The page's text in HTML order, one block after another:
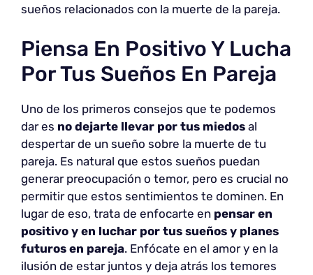
sueños relacionados con la muerte de la pareja.
Piensa En Positivo Y Lucha
Por Tus Sueños En Pareja
Uno de los primeros consejos que te podemos
dar es no dejarte llevar por tus miedos al
despertar de un sueño sobre la muerte de tu
pareja. Es natural que estos sueños puedan
generar preocupación o temor, pero es crucial no
permitir que estos sentimientos te dominen. En
lugar de eso, trata de enfocarte en pensar en
positivo y en luchar por tus sueños y planes
futuros en pareja. Enfócate en el amor y en la
ilusión de estar juntos y deja atrás los temores